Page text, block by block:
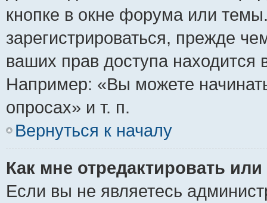
кнопке в окне форума или
зарегистрироваться, прежде
ваших прав доступа
Например: «Вы можете
опросах» и т. п.
Вернуться к началу
Как мне отредактировать
Если вы не являетесь